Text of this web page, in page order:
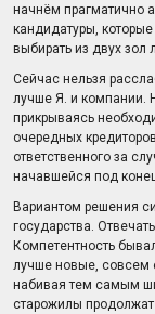
начнём прагматично
кандидатуры,
выбирать из двух зол
Сейчас нельзя
лучше Я. и компании.
прикрываясь
очередных
ответственного за
начавшейся под
Вариантом решения
государства.
Компетентность
лучше новые, совсем
набивая тем самым
старожилы продолжат